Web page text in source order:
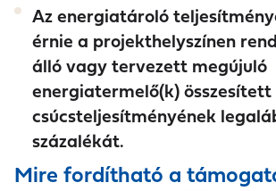
Az energiatároló
érnie a projekthelyszínen
álló vagy tervezett megújuló
energiatermelő(k) összesített
csúcsteljesítményének
százalékát.
Mire fordítható a